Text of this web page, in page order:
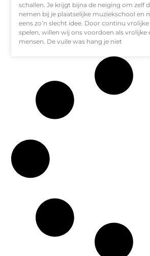
schallen. Je krijgt bijna de neiging om zelf
nemen bij je plaatselijke muziekschool en
eens zo’n slecht idee. Door continu
spelen, willen wij ons voordoen als vrolijke
mensen. De vuile was hang je niet